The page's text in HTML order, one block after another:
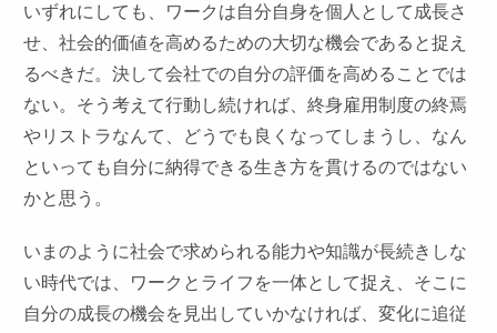
いずれにしても、ワークは自分自身を個人として成長さ
せ、社会的価値を高めるための大切な機会であると捉え
るべきだ。決して会社での自分の評価を高めることでは
ない。そう考えて行動し続ければ、終身雇用制度の終焉
やリストラなんて、どうでも良くなってしまうし、なん
といっても自分に納得できる生き方を貫けるのではない
かと思う。
いまのように社会で求められる能力や知識が長続きしな
い時代では、ワークとライフを一体として捉え、そこに
自分の成長の機会を見出していかなければ、変化に追従